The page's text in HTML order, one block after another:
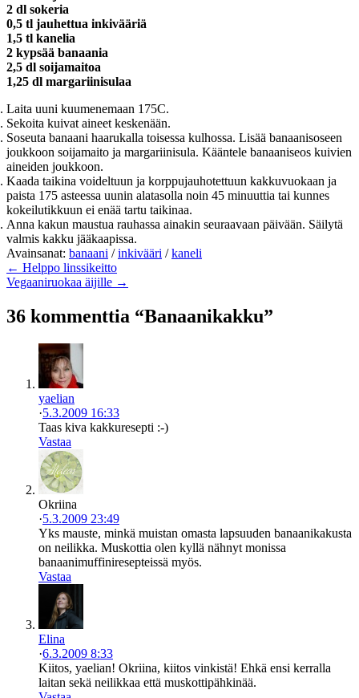
2 dl sokeria
0,5 tl jauhettua inkivääriä
1,5 tl kanelia
2 kypsää banaania
2,5 dl soijamaitoa
1,25 dl margariinisulaa
Laita uuni kuumenemaan 175C.
Sekoita kuivat aineet keskenään.
Soseuta banaani haarukalla toisessa kulhossa. Lisää banaanisoseen
joukkoon soijamaito ja margariinisula. Kääntele banaaniseos kuivien
aineiden joukkoon.
Kaada taikina voideltuun ja korppujauhotettuun kakkuvuokaan ja
paista 175 asteessa uunin alatasolla noin 45 minuuttia tai kunnes
kokeilutikkuun ei enää tartu taikinaa.
Anna kakun maustua rauhassa ainakin seuraavaan päivään. Säilytä
valmis kakku jääkaapissa.
Avainsanat: banaani /inkivääri /kaneli
← Helppo linssikeitto
Vegaaniruokaa äijille →
36 kommenttia “Banaanikakku”
yaelian
·5.3.2009 16:33
Taas kiva kakkuresepti :-)
Vastaa
Okriina
·5.3.2009 23:49
Yks mauste, minkä muistan omasta lapsuuden banaanikakusta
on neilikka. Muskottia olen kyllä nähnyt monissa
banaanimuffiniresepteissä myös.
Vastaa
Elina
·6.3.2009 8:33
Kiitos, yaelian! Okriina, kiitos vinkistä! Ehkä ensi kerralla
laitan sekä neilikkaa että muskottipähkinää.